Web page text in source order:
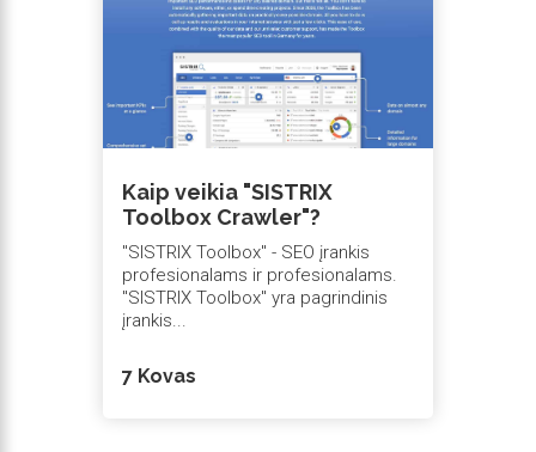
Kaip veikia "SISTRIX
Toolbox Crawler"?
"SISTRIX Toolbox" - SEO įrankis
profesionalams ir profesionalams.
"SISTRIX Toolbox" yra pagrindinis
įrankis...
7 Kovas